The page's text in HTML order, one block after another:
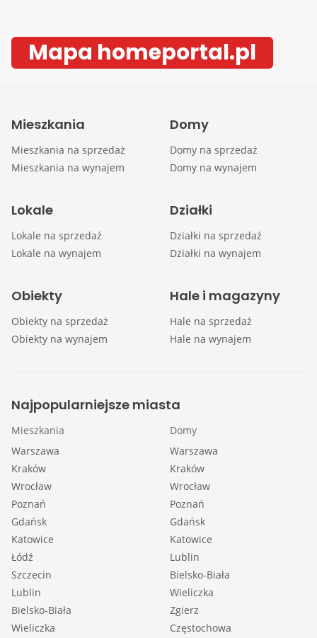
Mapa homeportal.pl
Mieszkania
Mieszkania na sprzedaż
Mieszkania na wynajem
Domy
Domy na sprzedaż
Domy na wynajem
Lokale
Lokale na sprzedaż
Lokale na wynajem
Działki
Działki na sprzedaż
Działki na wynajem
Obiekty
Obiekty na sprzedaż
Obiekty na wynajem
Hale i magazyny
Hale na sprzedaż
Hale na wynajem
Najpopularniejsze miasta
Mieszkania
Warszawa
Kraków
Wrocław
Poznań
Gdańsk
Katowice
Łódź
Szczecin
Lublin
Bielsko-Biała
Wieliczka
Domy
Warszawa
Kraków
Wrocław
Poznań
Gdańsk
Katowice
Lublin
Bielsko-Biała
Wieliczka
Zgierz
Częstochowa